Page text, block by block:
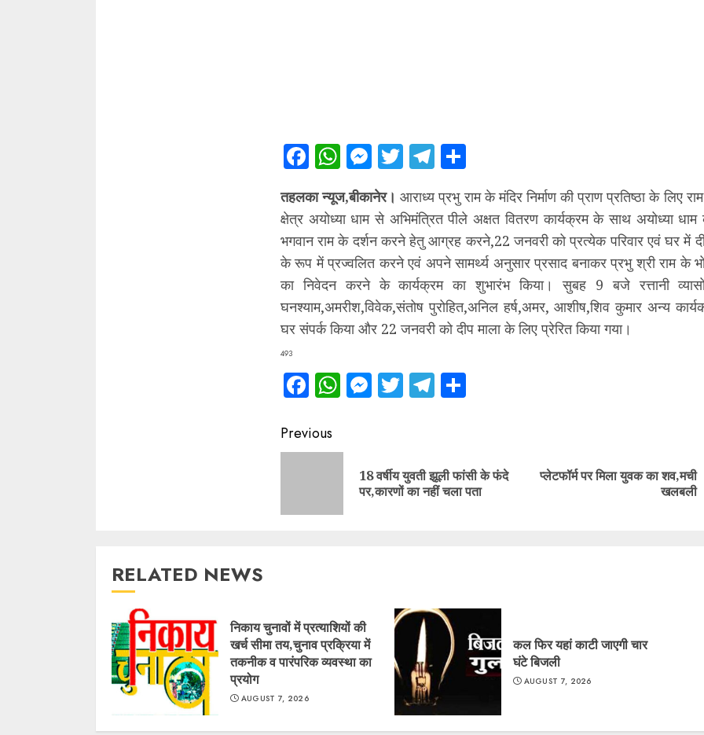
Facebook
WhatsApp
Messenger
TwitterTelegram
तहलका न्यूज,बीकानेर। आराध्य प्रभु राम के मंदिर निर्माण की प्राण प्रतिष्ठा के लिए
क्षेत्र अयोध्या धाम से अभिमंत्रित पीले अक्षत वितरण कार्यक्रम के साथ अयोध्या धाम
भगवान राम के दर्शन करने हेतु आग्रह करने,22 जनवरी को प्रत्येक परिवार एवं घर में
के रूप में प्रज्वलित करने एवं अपने सामर्थ्य अनुसार प्रसाद बनाकर प्रभु श्री राम के
का निवेदन करने के कार्यक्रम का शुभारंभ किया। सुबह 9 बजे रत्तानी
घनश्याम,अमरीश,विवेक,संतोष पुरोहित,अनिल हर्ष,अमर, आशीष,शिव कुमार अन्य
घर संपर्क किया और 22 जनवरी को दीप माला के लिए प्रेरित किया गया।
493
Facebook
WhatsApp
Messenger
TwitterTelegram
Continue
Reading
Previous
Previous
18 वर्षीय युवती झूली फांसी के फंदे
पर,कारणों का नहीं चला पता
Next
प्लेटफॉर्म पर मिला युवक का शव,मची
खलबली
RELATED NEWS
निकाय चुनावों में प्रत्याशियों की
खर्च सीमा तय,चुनाव प्रक्रिया में
तकनीक व पारंपरिक व्यवस्था का
प्रयोग
AUGUST 7, 2026
कल फिर यहां काटी जाएगी चार
घंटे बिजली
AUGUST 7, 2026